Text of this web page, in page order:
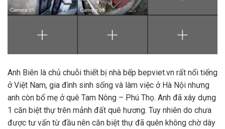
Anh Biên là chủ chuỗi thiết bị nhà bếp bepviet.vn rất nổi tiếng
ở Việt Nam, gia đình sinh sống và làm việc ở Hà Nội nhưng
anh còn bố mẹ ở quê Tam Nông – Phú Thọ. Anh đã xây dựng
1 căn biệt thự trên mảnh đất quê hương. Tuy nhiên do chưa
được tư vấn từ đầu nên căn biệt thự đã quên không chờ dây